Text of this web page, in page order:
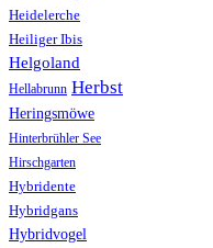
Heidelerche
Heiliger Ibis
Helgoland
Hellabrunn Herbst
Heringsmöwe
Hinterbrühler See
Hirschgarten
Hybridente
Hybridgans
Hybridvogel